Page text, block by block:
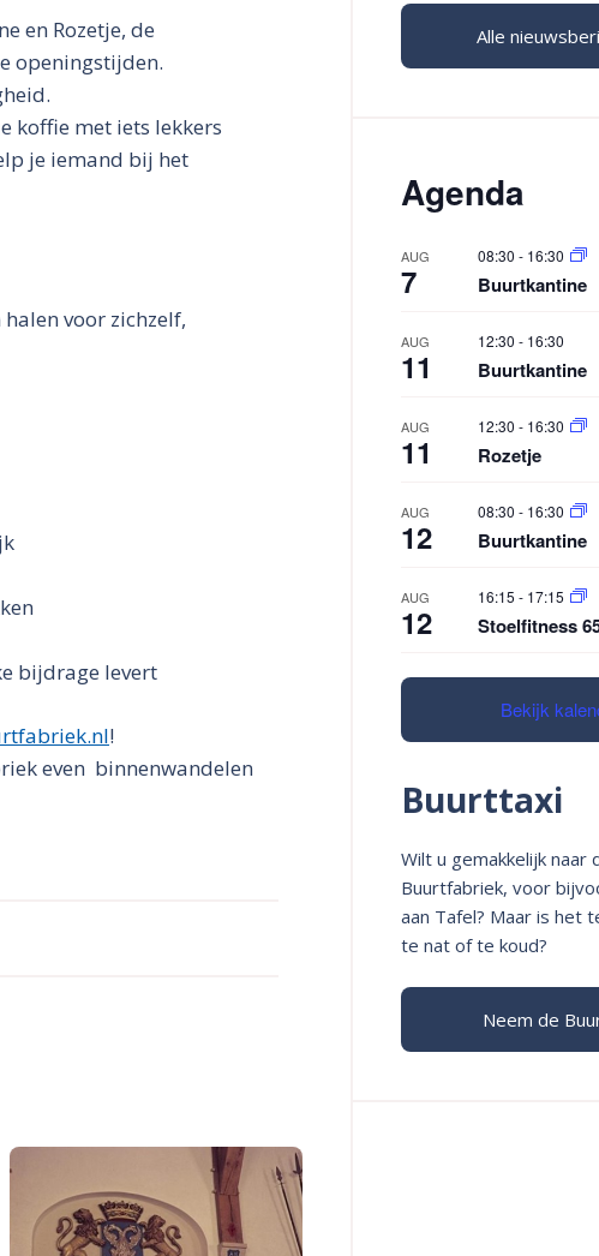
en Rozetje, de
openingstijden.
koffie met iets lekkers
je iemand bij het
voor zichzelf,
bijdrage levert
!
even binnenwandelen
Alle
Agenda
AUG
7
08:30 - 16:30
Buurtkantine
AUG
11
12:30 - 16:30
Buurtkantine
AUG
11
12:30 - 16:30
Rozetje
AUG
12
08:30 - 16:30
Buurtkantine
AUG
12
16:15 - 17:15
Stoelfitness
Bekijk
Buurttaxi
Wilt u gemakkelijk naar
Buurtfabriek, voor
aan Tafel? Maar is het
te nat of te koud?
Neem de